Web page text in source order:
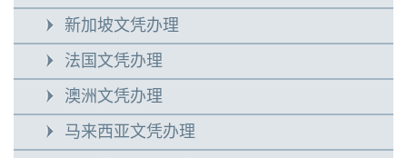
新加坡文凭办理
法国文凭办理
澳洲文凭办理
马来西亚文凭办理